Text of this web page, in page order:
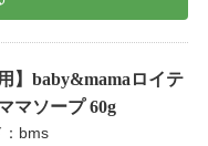
】baby&mamaロイテ
マソープ 60g
bms